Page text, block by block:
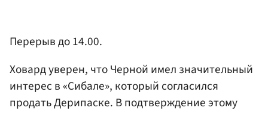
Перерыв до 14.00.
Ховард уверен, что Черной имел значительный
интерес в «Сибале», который согласился
продать Дерипаске. В подтверждение этому